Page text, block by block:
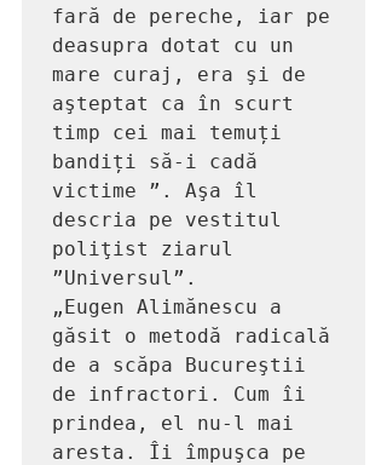
fară de pereche, iar pe
deasupra dotat cu un
mare curaj, era şi de
aşteptat ca în scurt
timp cei mai temuți
bandiți să-i cadă
victime ”. Aşa îl
descria pe vestitul
poliţist ziarul
”Universul”.
„Eugen Alimănescu a
găsit o metodă radicală
de a scăpa Bucureştii
de infractori. Cum îi
prindea, el nu-l mai
aresta. Îi împuşca pe